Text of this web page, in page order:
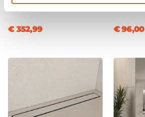
€ 352,99 € 96,00